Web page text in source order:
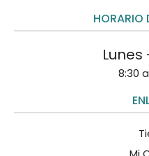
HORARIO
8:30